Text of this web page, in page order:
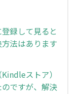
録して見ると
法はあります
ストア）
ですが、解決